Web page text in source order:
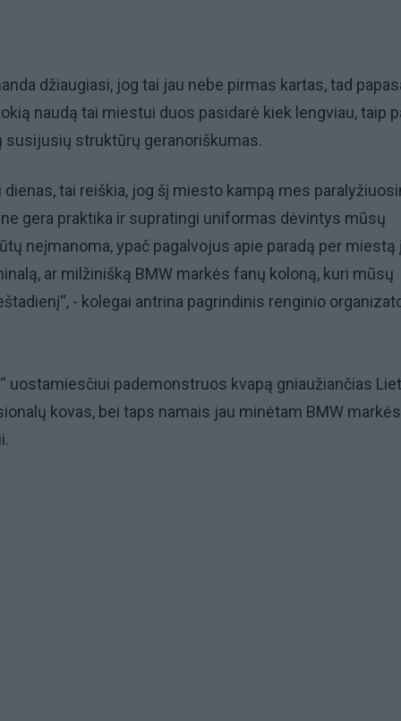
džiaugiasi, jog tai jau nebe pirmas kartas, tad
naudą tai miestui duos pasidarė kiek lengviau, taip
susijusių struktūrų geranoriškumas.
dienas, tai reiškia, jog šį miesto kampą mes
gera praktika ir supratingi uniformas dėvintys mūsų
neįmanoma, ypač pagalvojus apie paradą per miestą į
ar milžinišką BMW markės fanų koloną, kuri mūsų
- kolegai antrina pagrindinis renginio
uostamiesčiui pademonstruos kvapą gniaužiančias
kovas, bei taps namais jau minėtam BMW markės